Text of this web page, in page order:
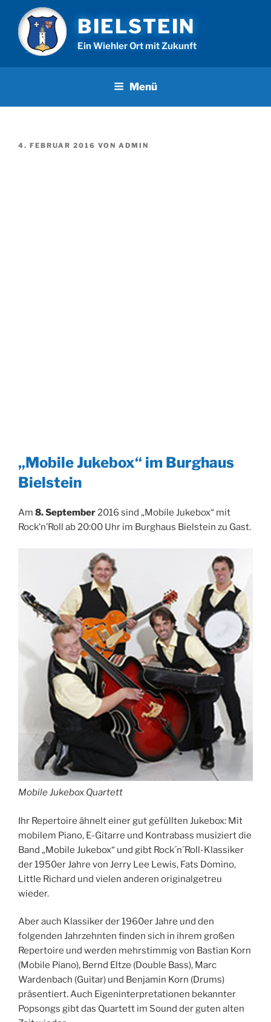
Inhalt
springen
BIELSTEIN
Ein Wiehler Ort mit Zukunft
Menü
VERÖFFENTLICHT
4. FEBRUAR 2016 VON ADMIN
„Mobile Jukebox“ im Burghaus
Bielstein
Am 8. September2016 sind „Mobile Jukebox“ mit
Rock’n’Roll ab 20:00 Uhr im Burghaus Bielstein zu Gast.
Mobile Jukebox Quartett
Ihr Repertoire ähnelt einer gut gefüllten Jukebox: Mit
mobilem Piano, E-Gitarre und Kontrabass musiziert die
Band „Mobile Jukebox“ und gibt Rock´n´Roll-Klassiker
der 1950er Jahre von Jerry Lee Lewis, Fats Domino,
Little Richard und vielen anderen originalgetreu
wieder.
Aber auch Klassiker der 1960er Jahre und den
folgenden Jahrzehnten finden sich in ihrem großen
Repertoire und werden mehrstimmig von Bastian Korn
(Mobile Piano), Bernd Eltze (Double Bass), Marc
Wardenbach (Guitar) und Benjamin Korn (Drums)
präsentiert. Auch Eigeninterpretationen bekannter
Popsongs gibt das Quartett im Sound der guten alten